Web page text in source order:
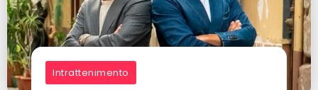
Intrattenimento